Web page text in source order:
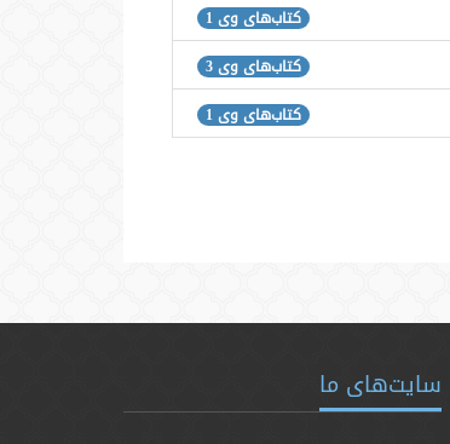
کتاب‌های وی 1
کتاب‌های وی 3
کتاب‌های وی 1
سایت‌های ما